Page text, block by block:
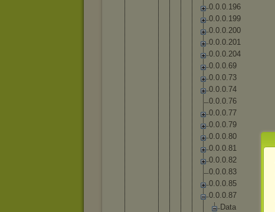
0.0.0.196
0.0.0.199
0.0.0.200
0.0.0.201
0.0.0.204
0.0.0.69
0.0.0.73
0.0.0.74
0.0.0.76
0.0.0.77
0.0.0.79
0.0.0.80
0.0.0.81
0.0.0.82
0.0.0.83
0.0.0.85
0.0.0.87
Data